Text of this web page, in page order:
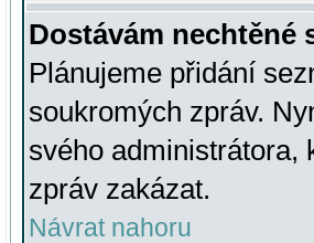
Dostávám nechtěné
Plánujeme přidání
soukromých zpráv.
svého administrátora,
zpráv zakázat.
Návrat nahoru